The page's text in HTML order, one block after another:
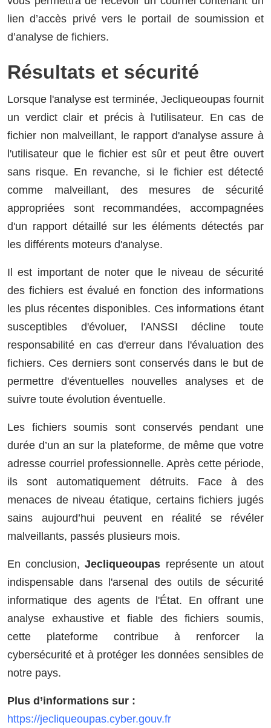
lien d’accès privé vers le portail de soumission et
d’analyse de fichiers.
Résultats et sécurité
Lorsque l'analyse est terminée, Jecliqueoupas fournit
un verdict clair et précis à l'utilisateur. En cas de
fichier non malveillant, le rapport d'analyse assure à
l'utilisateur que le fichier est sûr et peut être ouvert
sans risque. En revanche, si le fichier est détecté
comme malveillant, des mesures de sécurité
appropriées sont recommandées, accompagnées
d'un rapport détaillé sur les éléments détectés par
les différents moteurs d'analyse.
Il est important de noter que le niveau de sécurité
des fichiers est évalué en fonction des informations
les plus récentes disponibles. Ces informations étant
susceptibles d'évoluer, l'ANSSI décline toute
responsabilité en cas d'erreur dans l'évaluation des
fichiers. Ces derniers sont conservés dans le but de
permettre d'éventuelles nouvelles analyses et de
suivre toute évolution éventuelle.
Les fichiers soumis sont conservés pendant une
durée d’un an sur la plateforme, de même que votre
adresse courriel professionnelle. Après cette période,
ils sont automatiquement détruits. Face à des
menaces de niveau étatique, certains fichiers jugés
sains aujourd’hui peuvent en réalité se révéler
malveillants, passés plusieurs mois.
En conclusion,Jecliqueoupas représente un atout
indispensable dans l'arsenal des outils de sécurité
informatique des agents de l'État. En offrant une
analyse exhaustive et fiable des fichiers soumis,
cette plateforme contribue à renforcer la
cybersécurité et à protéger les données sensibles de
notre pays.
Plus d’informations sur :
https://jecliqueoupas.cyber.gouv.fr